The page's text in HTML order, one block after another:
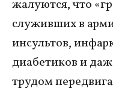
жалуются, что
служивших в
инсультов,
диабетиков и
трудом